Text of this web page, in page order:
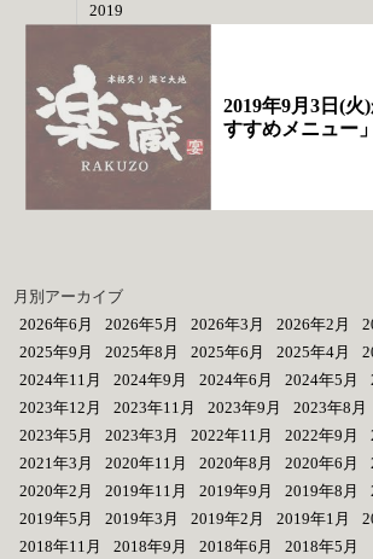
2019
2019年9月3日(
すすめメニュー
月別アーカイブ
2026年6月
2026年5月 2026年3月 2026年2月
2025年9月
2025年8月 2025年6月 2025年4月
2024年11月
2024年9月 2024年6月 2024年5月
2023年12月
2023年11月 2023年9月 2023年8月
2023年5月
2023年3月 2022年11月 2022年9月
2021年3月
2020年11月 2020年8月 2020年6月
2020年2月
2019年11月 2019年9月 2019年8月
2019年5月
2019年3月 2019年2月 2019年1月
2018年11月
2018年9月 2018年6月 2018年5月